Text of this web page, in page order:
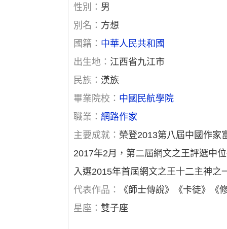
性別： 男
別名： 方想
國籍： 中華人民共和國
出生地： 江西省九江市
民族： 漢族
畢業院校： 中國民航學院
職業：網路作家
主要成就： 榮登2013第八屆中國作家
2017年2月，第二屆網文之王評選中
入選2015年首屆網文之王十二主神之
代表作品：
《師士傳說》《卡徒》《
星座：雙子座